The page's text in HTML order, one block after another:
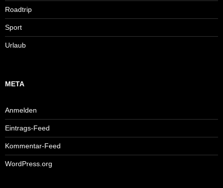
Roadtrip
Sport
Urlaub
META
Anmelden
Eintrags-Feed
Kommentar-Feed
WordPress.org